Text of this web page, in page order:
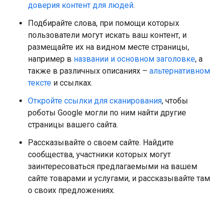
доверия контент для людей.
Подбирайте слова, при помощи которых
пользователи могут искать ваш контент, и
размещайте их на видном месте страницы,
например в названии и основном заголовке, а
также в различных описаниях – альтернативном
тексте и ссылках.
Откройте ссылки для сканирования, чтобы
роботы Google могли по ним найти другие
страницы вашего сайта.
Рассказывайте о своем сайте. Найдите
сообщества, участники которых могут
заинтересоваться предлагаемыми на вашем
сайте товарами и услугами, и рассказывайте там
о своих предложениях.